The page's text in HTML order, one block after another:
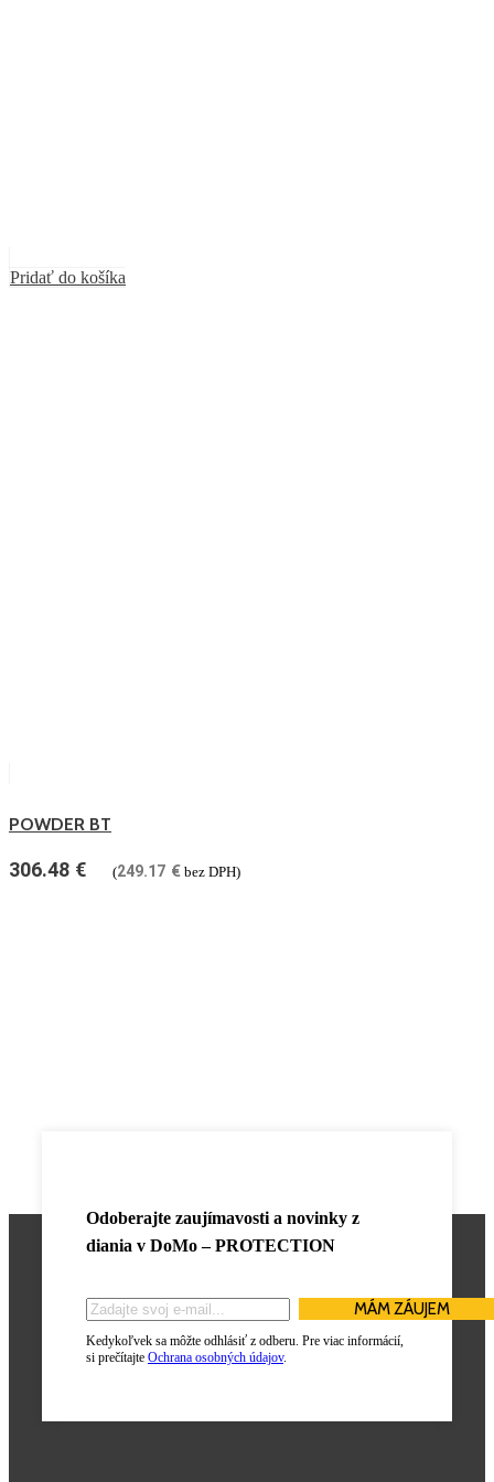
Pridať do košíka
POWDER BT
306.48 € (249.17 € bez DPH)
Odoberajte zaujímavosti a novinky z
diania v DoMo – PROTECTION
Kedykoľvek sa môžte odhlásiť z odberu. Pre viac informácií,
si prečítajte Ochrana osobných údajov.